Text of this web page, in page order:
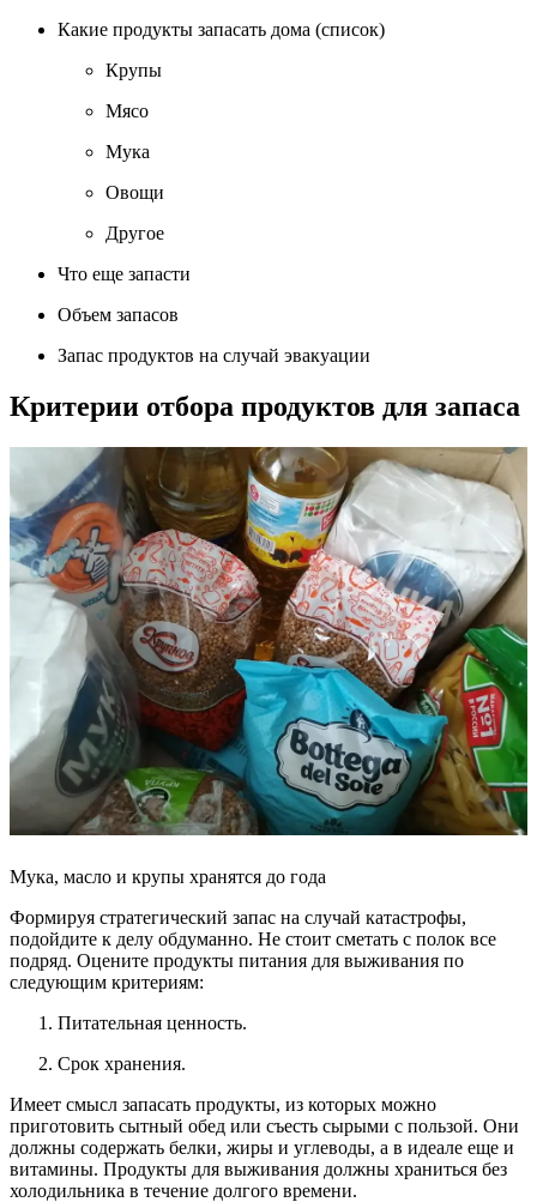
Какие продукты запасать дома (список)
Крупы
Мясо
Мука
Овощи
Другое
Что еще запасти
Объем запасов
Запас продуктов на случай эвакуации
Критерии отбора продуктов для запаса
Мука, масло и крупы хранятся до года
Формируя стратегический запас на случай катастрофы,
подойдите к делу обдуманно. Не стоит сметать с полок все
подряд. Оцените продукты питания для выживания по
следующим критериям:
Питательная ценность.
Срок хранения.
Имеет смысл запасать продукты, из которых можно
приготовить сытный обед или съесть сырыми с пользой. Они
должны содержать белки, жиры и углеводы, а в идеале еще и
витамины. Продукты для выживания должны храниться без
холодильника в течение долгого времени.